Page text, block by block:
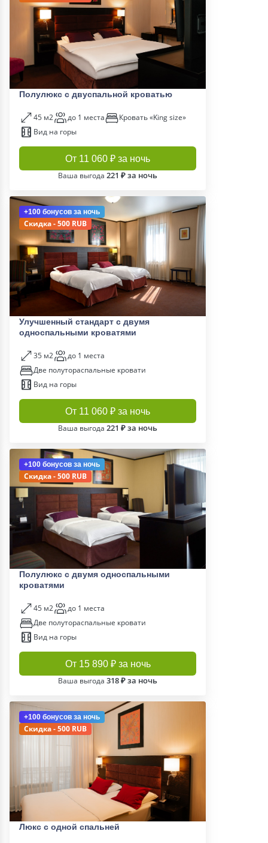
Полулюкс с двуспальной кроватью
45 м2 до 1 места
Кровать «King size»
Вид на горы
От 11 060 ₽ за ночь
Ваша выгода 221 ₽ за ночь
+100 бонусов за ночь
Скидка - 500 RUB
Улучшенный стандарт с двумя
односпальными кроватями
35 м2
до 1 места
Две полутораспальные кровати
Вид на горы
От 11 060 ₽ за ночь
Ваша выгода 221 ₽ за ночь
+100 бонусов за ночь
Скидка - 500 RUB
Полулюкс с двумя односпальными
кроватями
45 м2
до 1 места
Две полутораспальные кровати
Вид на горы
От 15 890 ₽ за ночь
Ваша выгода 318 ₽ за ночь
+100 бонусов за ночь
Скидка - 500 RUB
Люкс с одной спальней